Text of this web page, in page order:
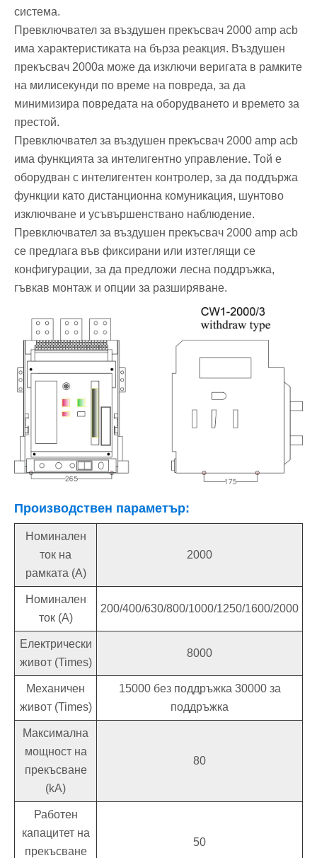
система.
Превключвател за въздушен прекъсвач 2000 amp acb
има характеристиката на бърза реакция. Въздушен
прекъсвач 2000a може да изключи веригата в рамките
на милисекунди по време на повреда, за да
минимизира повредата на оборудването и времето за
престой.
Превключвател за въздушен прекъсвач 2000 amp acb
има функцията за интелигентно управление. Той е
оборудван с интелигентен контролер, за да поддържа
функции като дистанционна комуникация, шунтово
изключване и усъвършенствано наблюдение.
Превключвател за въздушен прекъсвач 2000 amp acb
се предлага във фиксирани или изтеглящи се
конфигурации, за да предложи лесна поддръжка,
гъвкав монтаж и опции за разширяване. ‌
Производствен параметър:
Номинален
ток на
рамката (A)
2000
Номинален
ток (A)
200/400/630/800/1000/1250/1600/2000
Електрически
живот (Times)
8000
Механичен
живот (Times)
15000 без поддръжка 30000 за
поддръжка
Максимална
мощност на
прекъсване
(kA)
80
Работен
капацитет на
прекъсване
50